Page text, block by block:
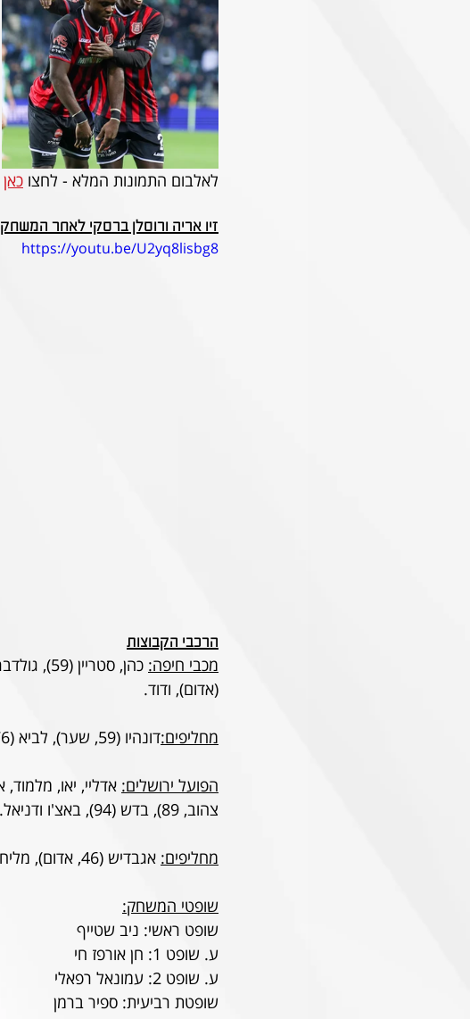
לאלבום התמונות המלא - לחצו כאן
זיו אריה ורוסלן ברסקי לאחר המשחק
https://youtu.be/U2yq8lisbg8
הרכבי הקבוצות
מכבי חיפה:
(אדום), ודוד.
מחליפים:דונהיו (59, שער), לביא (76) ושהר (86).
הפועל ירושלים:
צהוב, 89), בדש (94), באצ'ו ודניאל.
מחליפים: אגבדיש (46, אדום), מליח (73), הראל (89), מידן ונומבייל (94).
שופטי המשחק:
שופט ראשי: ניב שטייף
ע. שופט 1: חן אורפז חי
ע. שופט 2: עמונאל רפאלי
שופטת רביעית: ספיר ברמן